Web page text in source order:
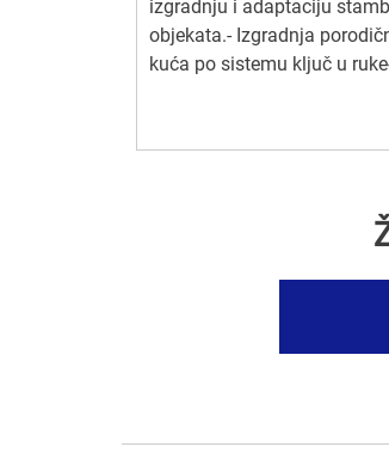
izgradnju i adaptaciju
objekata.- Izgradnja
kuća po sistemu ključ u